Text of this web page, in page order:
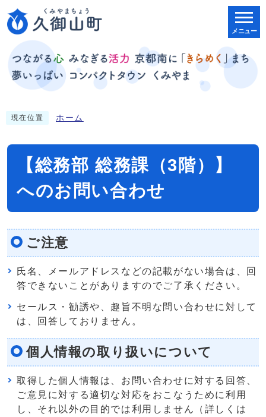
メニュー
現在位置 ホーム
【総務部 総務課（3階）】
へのお問い合わせ
ご注意
氏名、メールアドレスなどの記載がない場合は、回
答できないことがありますのでご了承ください。
セールス・勧誘や、趣旨不明な問い合わせに対して
は、回答しておりません。
個人情報の取り扱いについて
取得した個人情報は、お問い合わせに対する回答、
ご意見に対する適切な対応をおこなうために利用
し、それ以外の目的では利用しません（詳しくは